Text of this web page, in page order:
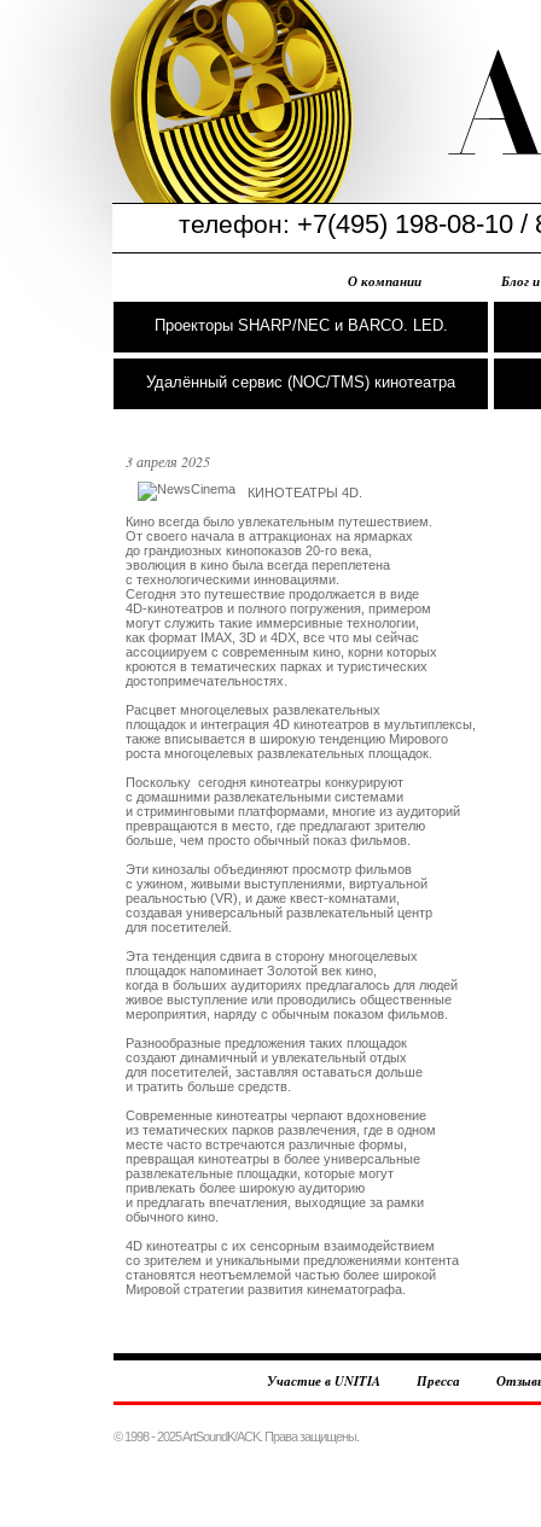
телефон: +7(495) 198-08-10 /
О компании Блог
Проекторы SHARP/NEC и BARCO. LED.
Удалённый сервис (NOC/TMS) кинотеатра
3 апреля 2025
КИНОТЕАТРЫ 4D.
Кино всегда было увлекательным путешествием.
От своего начала в аттракционах на ярмарках
до грандиозных кинопоказов 20-го века,
эволюция в кино была всегда переплетена
с технологическими инновациями.
Сегодня это путешествие продолжается в виде
4D-кинотеатров и полного погружения, примером
могут служить такие иммерсивные технологии,
как формат IMAX, 3D и 4DX, все что мы сейчас
ассоциируем с современным кино, корни которых
кроются в тематических парках и туристических
достопримечательностях.
Расцвет многоцелевых развлекательных
площадок и интеграция 4D кинотеатров в мультиплексы,
также вписывается в широкую тенденцию Мирового
роста многоцелевых развлекательных площадок.
Поскольку  сегодня кинотеатры конкурируют
с домашними развлекательными системами
и стриминговыми платформами, многие из аудиторий
превращаются в место, где предлагают зрителю
больше, чем просто обычный показ фильмов.
Эти кинозалы объединяют просмотр фильмов
с ужином, живыми выступлениями, виртуальной
реальностью (VR), и даже квест-комнатами,
создавая универсальный развлекательный центр
для посетителей.
Эта тенденция сдвига в сторону многоцелевых
площадок напоминает Золотой век кино,
когда в больших аудиториях предлагалось для людей
живое выступление или проводились общественные
мероприятия, наряду с обычным показом фильмов.
Разнообразные предложения таких площадок
создают динамичный и увлекательный отдых
для посетителей, заставляя оставаться дольше
и тратить больше средств.
Современные кинотеатры черпают вдохновение
из тематических парков развлечения, где в одном
месте часто встречаются различные формы,
превращая кинотеатры в более универсальные
развлекательные площадки, которые могут
привлекать более широкую аудиторию
и предлагать впечатления, выходящие за рамки
обычного кино.
4D кинотеатры с их сенсорным взаимодействием
со зрителем и уникальными предложениями контента
становятся неотъемлемой частью более широкой
Участие в UNITIA Пресса
© 1998 - 2025 ArtSoundK/ACK. Права защищены.